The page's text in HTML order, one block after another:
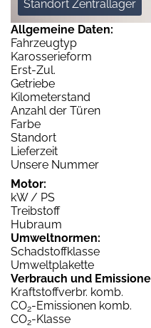
Standort Zentrallager
Allgemeine Daten:
Fahrzeugtyp
Karosserieform
Erst-Zul.
Getriebe
Kilometerstand
Anzahl der Türen
Farbe
Standort
Lieferzeit
Unsere Nummer
Motor:
kW / PS
Treibstoff
Hubraum
Umweltnormen:
Schadstoffklasse
Umweltplakette
Verbrauch und
Kraftstoffverbr. komb.
CO2-Emissionen komb.
CO2-Klasse